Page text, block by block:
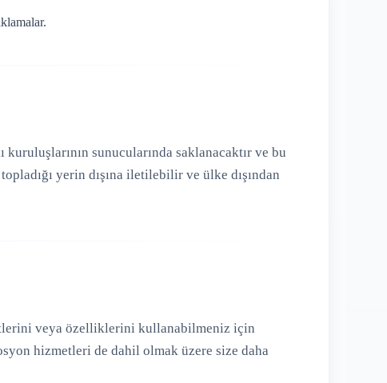
sunucularında saklanacaktır ve bu
yerin dışına iletilebilir ve ülke dışından
veya özelliklerini kullanabilmeniz için
hizmetleri de dahil olmak üzere size daha